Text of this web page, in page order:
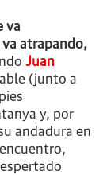
va
atrapando,
Juan
(junto a
y, por
andadura en